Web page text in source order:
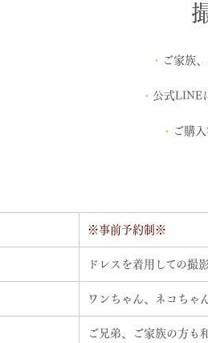
・ ご家族
・ 公式LINE
・ ご購
※事前予約制※
ドレスを着用しての撮
ワンちゃん、ネコちゃ
ご兄弟、 ご家族の方も